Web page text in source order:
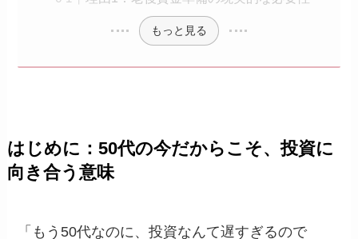
もっと見る
はじめに：50代の今だからこそ、投資に
向き合う意味
「もう50代なのに、投資なんて遅すぎるので